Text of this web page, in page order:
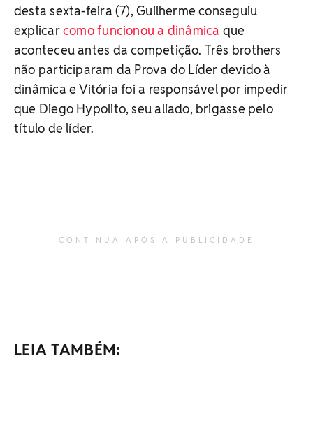
desta sexta-feira (7), Guilherme conseguiu
explicarcomo funcionou a dinâmica que
aconteceu antes da competição. Três brothers
não participaram da Prova do Líder devido à
dinâmica e Vitória foi a responsável por impedir
que Diego Hypolito, seu aliado, brigasse pelo
título de líder.
CONTINUA APÓS A PUBLICIDADE
LEIA TAMBÉM: